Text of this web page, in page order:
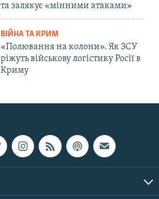
та залякує «мінними атаками»
ВІЙНА ТА КРИМ
«Полювання на колони». Як ЗСУ
ріжуть військову логістику Росії в
Криму